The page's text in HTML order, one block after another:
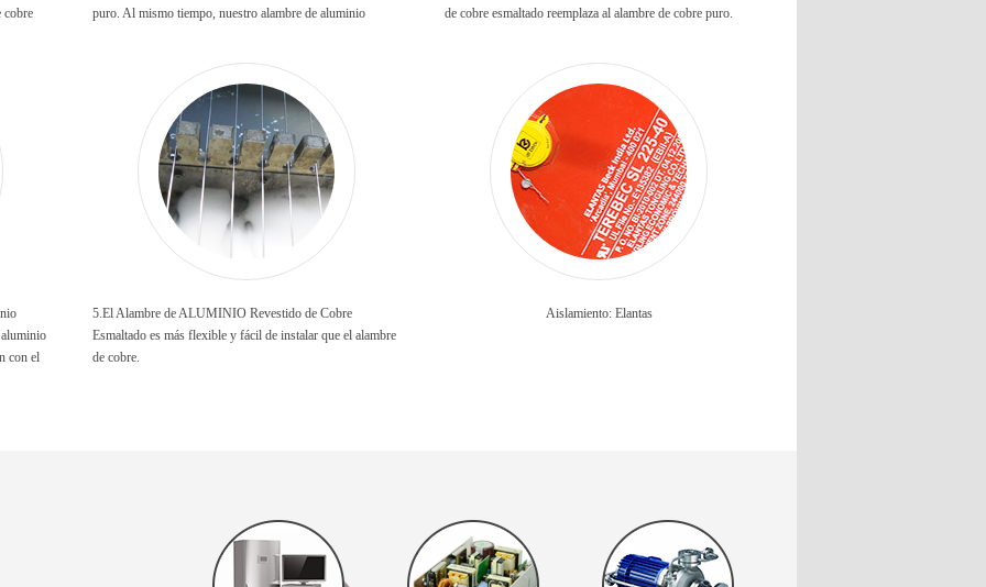
cobre
puro. Al mismo tiempo, nuestro alambre de aluminio
capacidad de soldadura.
de cobre esmaltado reemplaza al alambre de cobre puro.
aluminio
con el
5.El Alambre de ALUMINIO Revestido de Cobre
Esmaltado es más flexible y fácil de instalar que el alambre
de cobre.
Aislamiento: Elantas